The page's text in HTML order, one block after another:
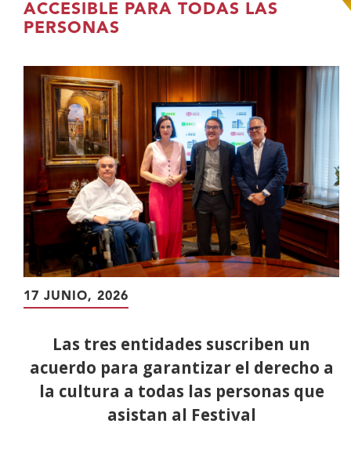
contenido
ACCESIBLE PARA TODAS LAS
PERSONAS
17 JUNIO, 2026
Las tres entidades suscriben un
acuerdo para garantizar el derecho a
la cultura a todas las personas que
asistan al Festival